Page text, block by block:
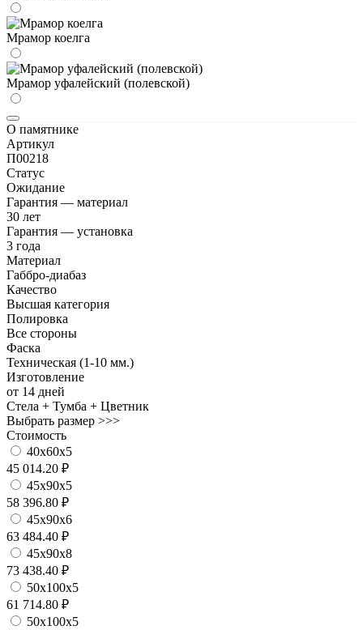
Мрамор коелга
Мрамор уфалейский (полевской)
О памятнике
Артикул
П00218
Статус
Ожидание
Гарантия — материал
30 лет
Гарантия — установка
3 года
Материал
Габбро-диабаз
Качество
Высшая категория
Полировка
Все стороны
Фаска
Техническая (1-10 мм.)
Изготовление
от 14 дней
Стела + Тумба + Цветник
Выбрать размер >>>
Стоимость
40х60х5
45 014.20 ₽
45х90х5
58 396.80 ₽
45х90х6
63 484.40 ₽
45х90х8
73 438.40 ₽
50х100х5
61 714.80 ₽
50х100х5